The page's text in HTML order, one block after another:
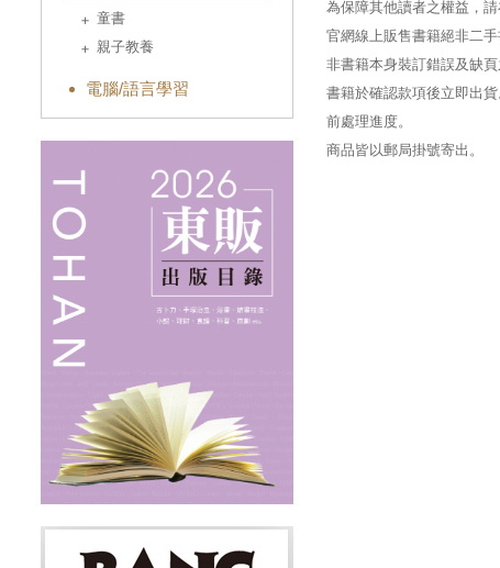
童書
親子教養
電腦/語言學習
為保障其他讀者之權益，
官網線上販售書籍絕非二
非書籍本身裝訂錯誤及缺
書籍於確認款項後立即出
前處理進度。
商品皆以郵局掛號寄出。